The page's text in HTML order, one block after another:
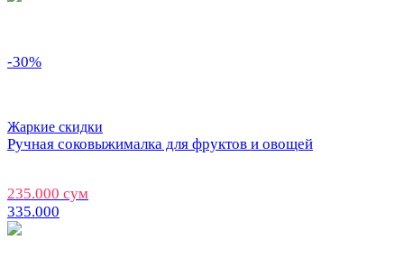
-30%
Жаркие скидки
Ручная соковыжималка для фруктов и овощей
235.000 сум
335.000